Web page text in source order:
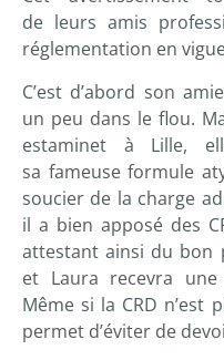
de leurs amis
réglementation en
C’est d’abord son
un peu dans le flou.
estaminet à Lille,
sa fameuse formule
soucier de la charge
il a bien apposé des
attestant ainsi du bon
et Laura recevra une
Même si la CRD n’est
permet d’éviter de